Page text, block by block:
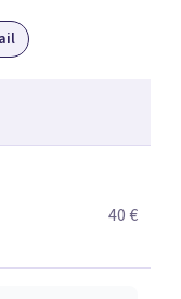
facilita el
psíquicos, el
la aceptación, el
del campo
40 €